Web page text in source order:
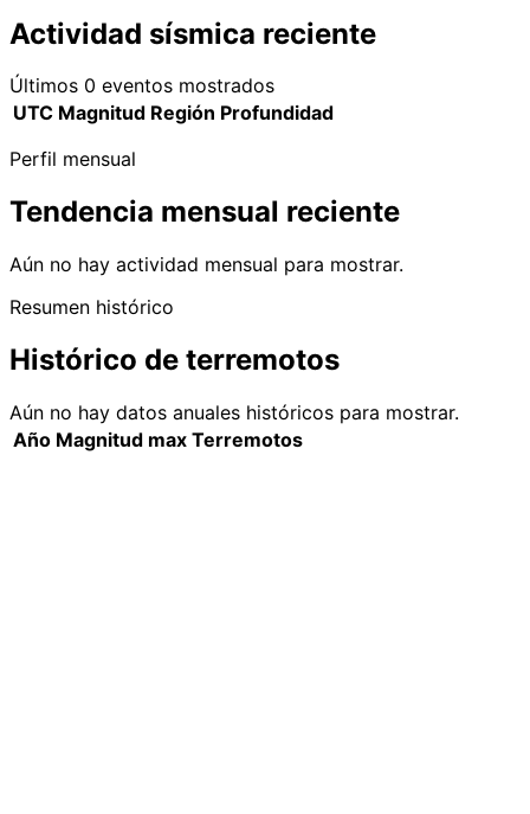
Actividad sísmica reciente
Últimos 0 eventos mostrados
UTC Magnitud Región Profundidad
Perfil mensual
Tendencia mensual reciente
Aún no hay actividad mensual para mostrar.
Resumen histórico
Histórico de terremotos
Aún no hay datos anuales históricos para mostrar.
Año Magnitud max Terremotos